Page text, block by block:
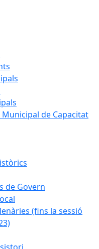
de Capacitat
de Govern
(fins la sessió